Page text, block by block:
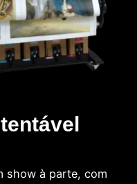
show à parte, com